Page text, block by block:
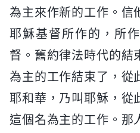
為主來作新的工作。信
耶穌基督所作的，所
督。舊約律法時代的結
為主的工作結束了，從
耶和華，乃叫耶穌，從
這個名為主的工作。那